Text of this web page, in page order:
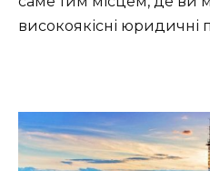
високоякісні юридичні